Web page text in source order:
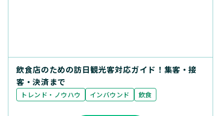
飲食店のための訪日観光客対応ガイド！集客・接
客・決済まで
トレンド・ノウハウ インバウンド 飲食